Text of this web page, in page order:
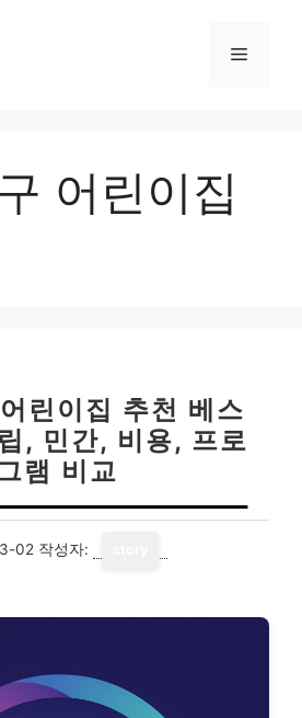
메
어린이집
린이집 추천 베스
, 민간, 비용, 프로
램 비교
02 작성자: